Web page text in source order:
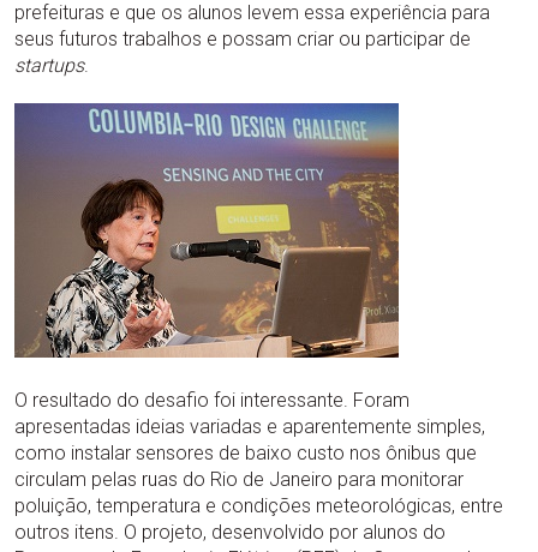
prefeituras e que os alunos levem essa experiência para
seus futuros trabalhos e possam criar ou participar de
startups.
O resultado do desafio foi interessante. Foram
apresentadas ideias variadas e aparentemente simples,
como instalar sensores de baixo custo nos ônibus que
circulam pelas ruas do Rio de Janeiro para monitorar
poluição, temperatura e condições meteorológicas, entre
outros itens. O projeto, desenvolvido por alunos do